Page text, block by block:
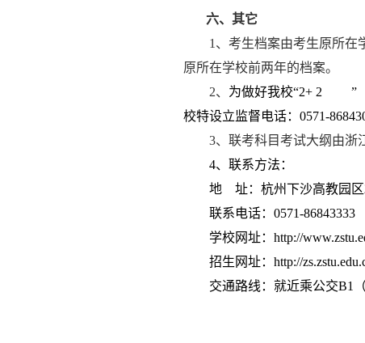
六、其它
1 、考生档案由考生原所在
原所在学校前两年的档案。
2、 为做好我校“2+ 2 ”
校特设立监督电话： 0571-
3、联考科目考试大纲由浙
4、联系方法：
地
址：杭州下沙高教园区
联系电话： 0571-86843333
学校网址： http://
招生网址： http://
交通路线：就近乘公交B1